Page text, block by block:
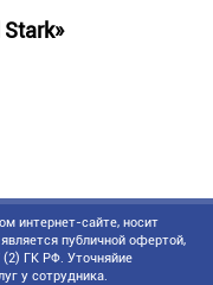
интернет-сайте, носит
публичной офертой,
ГК РФ. Уточняйие
у сотрудника.